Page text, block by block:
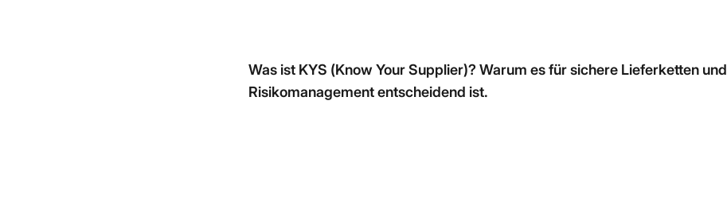
Trennung
Automatische Trennung
mehrseitiger Dokumente
Was ist KYS (Know Your Supplier)? Warum es für sichere Lieferketten und
Risikomanagement entscheidend ist.